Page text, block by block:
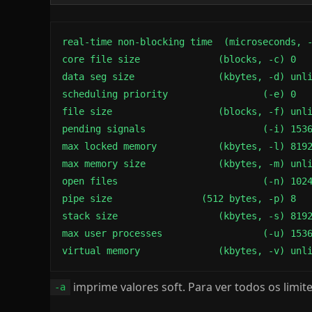
real-time non-blocking time  (microseconds,
core file size              (blocks, -c) 0
data seg size               (kbytes, -d)
scheduling priority                 (-e) 0
file size                   (blocks, -f)
pending signals                     (-i)
max locked memory           (kbytes, -l) 8192
max memory size             (kbytes, -m)
open files                          (-n) 1024
pipe size                (512 bytes, -p) 8
stack size                  (kbytes, -s) 8192
max user processes                  (-u)
virtual memory              (kbytes, -v)
-a imprime valores soft. Para ver todos os